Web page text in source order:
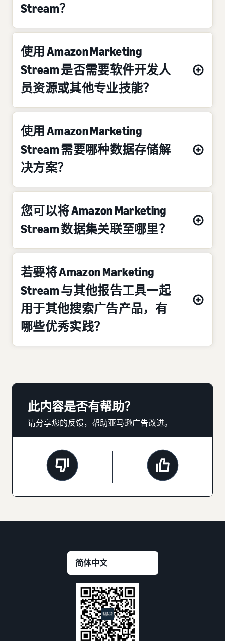
Stream？
使用 Amazon Marketing
Stream 是否需要软件开发人
员资源或其他专业技能？
使用 Amazon Marketing
Stream 需要哪种数据存储解
决方案？
您可以将 Amazon Marketing
Stream 数据集关联至哪里？
若要将 Amazon Marketing
Stream 与其他报告工具一起
用于其他搜索广告产品，有
哪些优秀实践？
此内容是否有帮助？
请分享您的反馈，帮助亚马逊广告改进。